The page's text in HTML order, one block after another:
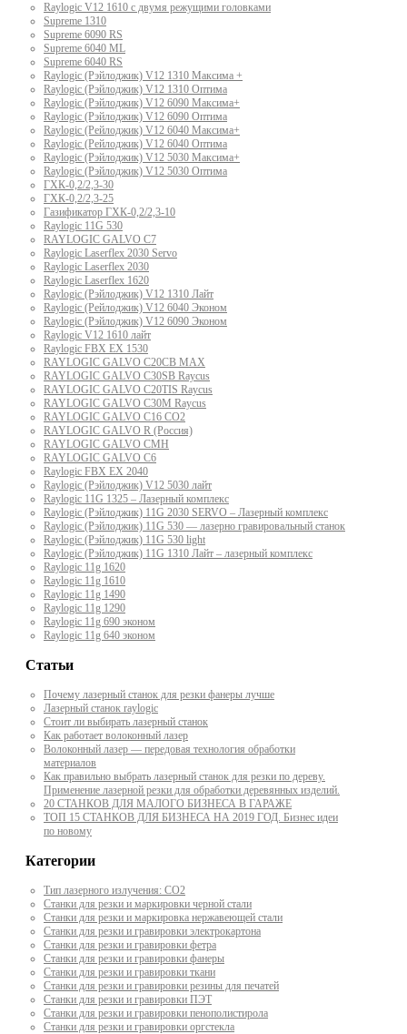
Raylogic V12 1610 с двумя режущими головками
Supreme 1310
Supreme 6090 RS
Supreme 6040 ML
Supreme 6040 RS
Raylogic (Рэйлоджик) V12 1310 Максима +
Raylogic (Рэйлоджик) V12 1310 Оптима
Raylogic (Рэйлоджик) V12 6090 Максима+
Raylogic (Рэйлоджик) V12 6090 Оптима
Raylogic (Рейлоджик) V12 6040 Максима+
Raylogic (Рейлоджик) V12 6040 Оптима
Raylogic (Рэйлоджик) V12 5030 Максима+
Raylogic (Рэйлоджик) V12 5030 Оптима
ГХК-0,2/2,3-30
ГХК-0,2/2,3-25
Газификатор ГХК-0,2/2,3-10
Raylogic 11G 530
RAYLOGIC GALVO С7
Raylogic Laserflex 2030 Servo
Raylogic Laserflex 2030
Raylogic Laserflex 1620
Raylogic (Рэйлоджик) V12 1310 Лайт
Raylogic (Рейлоджик) V12 6040 Эконом
Raylogic (Рэйлоджик) V12 6090 Эконом
Raylogic V12 1610 лайт
Raylogic FBX EX 1530
RAYLOGIC GALVO С20CB MAX
RAYLOGIC GALVO С30SB Raycus
RAYLOGIC GALVO C20TIS Raycus
RAYLOGIC GALVO С30M Raycus
RAYLOGIC GALVO С16 CO2
RAYLOGIC GALVO R (Россия)
RAYLOGIC GALVO CMH
RAYLOGIC GALVO С6
Raylogic FBX EX 2040
Raylogic (Рэйлоджик) V12 5030 лайт
Raylogic 11G 1325 – Лазерный комплекс
Raylogic (Рэйлоджик) 11G 2030 SERVO – Лазерный комплекс
Raylogic (Рэйлоджик) 11G 530 — лазерно гравировальный станок
Raylogic (Рэйлоджик) 11G 530 light
Raylogic (Рэйлоджик) 11G 1310 Лайт – лазерный комплекс
Raylogic 11g 1620
Raylogic 11g 1610
Raylogic 11g 1490
Raylogic 11g 1290
Raylogic 11g 690 эконом
Raylogic 11g 640 эконом
Статьи
Почему лазерный станок для резки фанеры лучше
Лазерный станок raylogic
Стоит ли выбирать лазерный станок
Как работает волоконный лазер
Волоконный лазер — передовая технология обработки
материалов
Как правильно выбрать лазерный станок для резки по дереву.
Применение лазерной резки для обработки деревянных изделий.
20 СТАНКОВ ДЛЯ МАЛОГО БИЗНЕСА В ГАРАЖЕ
ТОП 15 СТАНКОВ ДЛЯ БИЗНЕСА НА 2019 ГОД. Бизнес идеи
по новому
Категории
Тип лазерного излучения: СО2
Станки для резки и маркировки черной стали
Станки для резки и маркировка нержавеющей стали
Станки для резки и гравировки электрокартона
Станки для резки и гравировки фетра
Станки для резки и гравировки фанеры
Станки для резки и гравировки ткани
Станки для резки и гравировки резины для печатей
Станки для резки и гравировки ПЭТ
Станки для резки и гравировки пенополистирола
Станки для резки и гравировки оргстекла